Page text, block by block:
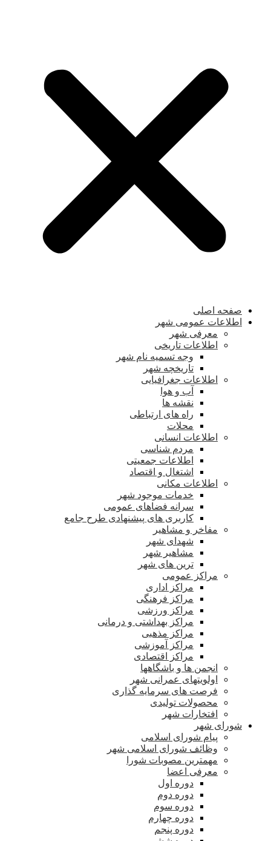
صفحه اصلی
اطلاعات عمومی شهر
معرفی شهر
اطلاعات تاریخی
وجه تسمیه نام شهر
تاریخچه شهر
اطلاعات جغرافیایی
آب و هوا
نقشه ها
راه های ارتباطی
محلات
اطلاعات انسانی
مردم شناسی
اطلاعات جمعیتی
اشتغال و اقتصاد
اطلاعات مکانی
خدمات موجود شهر
سرانه فضاهای عمومی
کاربری های پیشنهادی طرح جامع
مفاخر و مشاهیر
شهدای شهر
مشاهیر شهر
ترین های شهر
مراکز عمومی
مراکز اداری
مراکز فرهنگی
مراکز ورزشی
مراکز بهداشتی و درمانی
مراکز مذهبی
مراکز آموزشی
مراکز اقتصادی
انجمن ها و باشگاهها
اولویتهای عمرانی شهر
فرصت های سرمایه گذاری
محصولات تولیدی
افتخارات شهر
شورای شهر
پیام شورای اسلامی
وظائف شورای اسلامی شهر
مهمترین مصوبات شورا
معرفی اعضا
دوره اول
دوره دوم
دوره سوم
دوره چهارم
دوره پنجم